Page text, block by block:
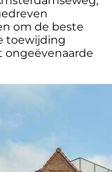
om de beste
toewijding
ongeëvenaarde